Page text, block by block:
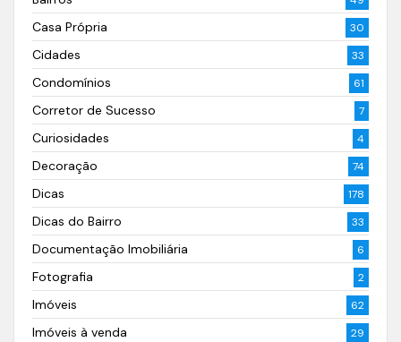
Casa Própria 30
Cidades 33
Condomínios 61
Corretor de Sucesso 7
Curiosidades 4
Decoração 74
Dicas 178
Dicas do Bairro 33
Documentação Imobiliária 6
Fotografia 2
Imóveis 62
Imóveis à venda 29